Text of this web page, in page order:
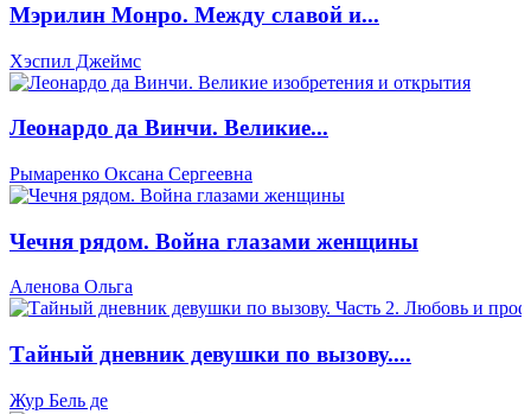
Мэрилин Монро. Между славой и...
Хэспил Джеймс
Леонардо да Винчи. Великие...
Рымаренко Оксана Сергеевна
Чечня рядом. Война глазами женщины
Аленова Ольга
Тайный дневник девушки по вызову....
Жур Бель де